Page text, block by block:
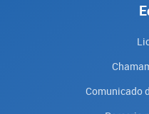
Comunicado